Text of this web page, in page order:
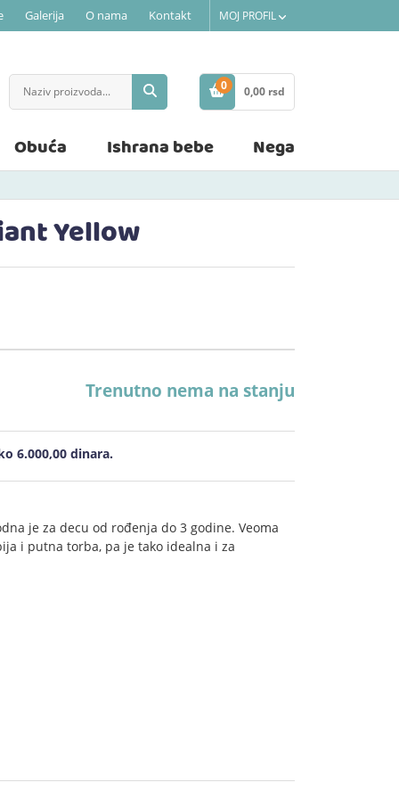
Galerija O nama Kontakt MOJ PROFIL
0
STAVKE
0,00 rsd
Obuća Ishrana bebe Nega
Yellow
Trenutno nema na stanju
6.000,00 dinara.
je za decu od rođenja do 3 godine. Veoma
i putna torba, pa je tako idealna i za